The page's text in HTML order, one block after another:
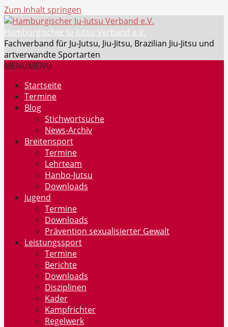
Zum Inhalt springen
Hamburgischer Ju-Jutsu Verband e.V.
Fachverband für Ju-Jutsu, Jiu-Jitsu, Brazilian Jiu-Jitsu und
artverwandte Sportarten
MENUMENU
Startseite
Termine
Blog
Stichwortsuche
News-Archiv
Breitensport
Termine
Lehrteam
Hanbo-Jutsu
Downloads
Jugend
Termine
Downloads
Prävention sexualisierter Gewalt
Leistungssport
Termine
Berichte
Downloads
Disziplinen
Kader
Kampfrichter
Regelwerk